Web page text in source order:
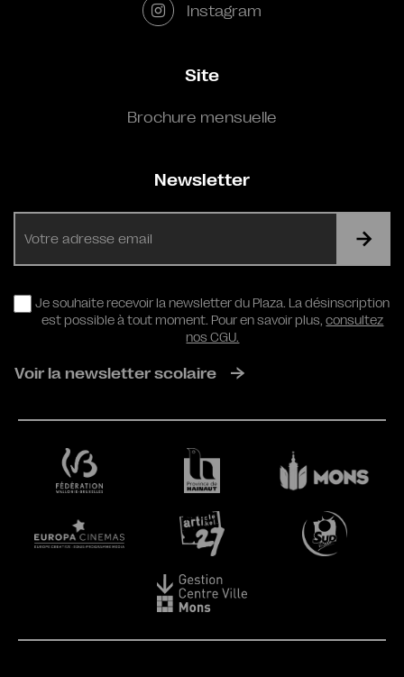
Instagram
Site
Brochure mensuelle
Newsletter
RGPD
Je souhaite recevoir la newsletter du Plaza. La désinscription
est possible à tout moment. Pour en savoir plus,consultez
nos CGU.
Voir la newsletter scolaire